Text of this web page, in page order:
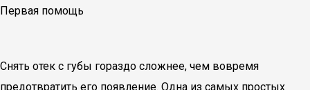
Первая помощь
Снять отек с губы гораздо сложнее, чем вовремя
предотвратить его появление. Одна из самых простых